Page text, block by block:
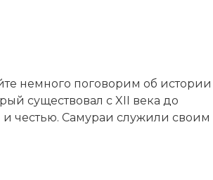
немного поговорим об истории
существовал с XII века до
честью. Самураи служили своим